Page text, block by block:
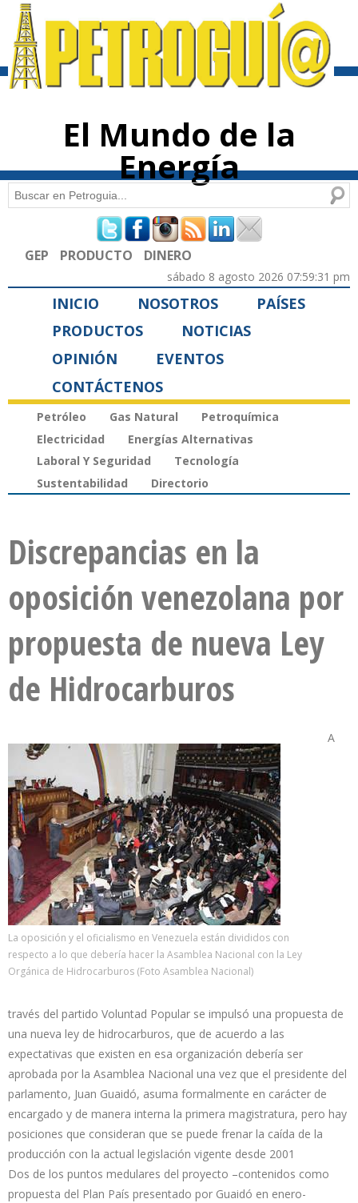
contenido
El Mundo de la
Energía
Formulario de búsqueda
Buscar
GEP PRODUCTO DINERO
sábado 8 agosto 2026 07:59:31 pm
INICIO NOSOTROS
PAÍSES
PRODUCTOS
NOTICIAS
OPINIÓN
EVENTOS
CONTÁCTENOS
Petróleo Gas Natural
Petroquímica
Electricidad
Energías Alternativas
Laboral Y Seguridad
Tecnología
Sustentabilidad
Directorio
Discrepancias en la
oposición venezolana por
propuesta de nueva Ley
de Hidrocarburos
La oposición y el oficialismo en Venezuela están divididos con
respecto a lo que debería hacer la Asamblea Nacional con la Ley
Orgánica de Hidrocarburos (Foto Asamblea Nacional)
A
través del partido Voluntad Popular se impulsó una propuesta de
una nueva ley de hidrocarburos, que de acuerdo a las
expectativas que existen en esa organización debería ser
aprobada por la Asamblea Nacional una vez que el presidente del
parlamento, Juan Guaidó, asuma formalmente en carácter de
encargado y de manera interna la primera magistratura, pero hay
posiciones que consideran que se puede frenar la caída de la
producción con la actual legislación vigente desde 2001
Dos de los puntos medulares del proyecto –contenidos como
propuesta del Plan País presentado por Guaidó en enero-